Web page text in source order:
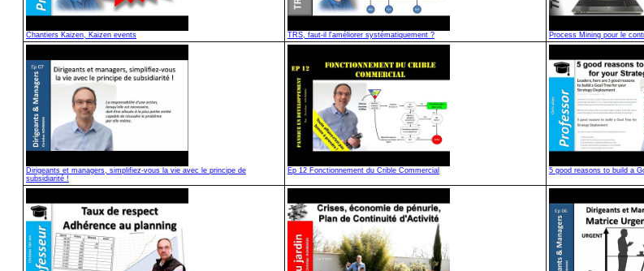
Chantiers Kaizen, Kaizen events TRS, faut-il l'améliorer systématiquement ? Process Mining pour le
Dirigeants et managers, simplifiez-vous la vie avec le principe de
subsidiarité !
Ep 12 Fonctionnement du Crible Commercial 5 good reasons to build a